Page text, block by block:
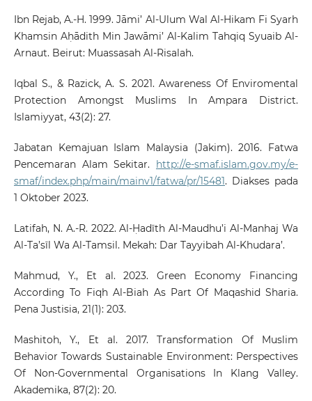
Ibn Rejab, A.-H. 1999. Jāmi’ Al-Ulum Wal Al-Hikam Fi Syarh
Khamsin Aḥādith Min Jawāmi’ Al-Kalim Tahqiq Syuaib Al-
Arnaut. Beirut: Muassasah Al-Risalah.
Iqbal S., & Razick, A. S. 2021. Awareness Of Enviromental
Protection Amongst Muslims In Ampara District.
Islamiyyat, 43(2): 27.
Jabatan Kemajuan Islam Malaysia (Jakim). 2016. Fatwa
Pencemaran Alam Sekitar.
http://e-smaf.islam.gov.my/e-
smaf/index.php/main/mainv1/fatwa/pr/15481. Diakses pada
1 Oktober 2023.
Latifah, N. A.-R. 2022. Al-Ḥadīth Al-Maudhu’i Al-Manhaj Wa
Al-Ta’sīl Wa Al-Tamsil. Mekah: Dar Tayyibah Al-Khudara’.
Mahmud, Y., Et al. 2023. Green Economy Financing
According To Fiqh Al-Biah As Part Of Maqashid Sharia.
Pena Justisia, 21(1): 203.
Mashitoh, Y., Et al. 2017. Transformation Of Muslim
Behavior Towards Sustainable Environment: Perspectives
Of Non-Governmental Organisations In Klang Valley.
Akademika, 87(2): 20.